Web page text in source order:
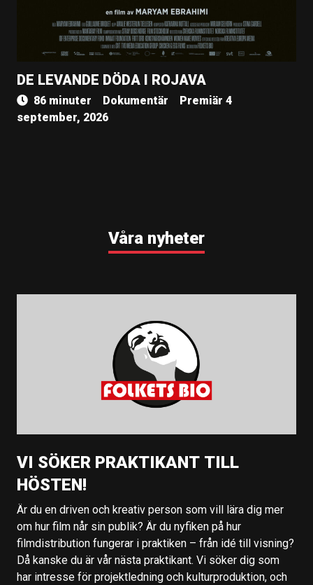
DE LEVANDE DÖDA I ROJAVA
86 minuter Dokumentär
Premiär 4
september, 2026
Våra nyheter
VI SÖKER PRAKTIKANT TILL
HÖSTEN!
Är du en driven och kreativ person som vill lära dig mer
om hur film når sin publik? Är du nyfiken på hur
filmdistribution fungerar i praktiken – från idé till visning?
Då kanske du är vår nästa praktikant. Vi söker dig som
har intresse för projektledning och kulturproduktion, och